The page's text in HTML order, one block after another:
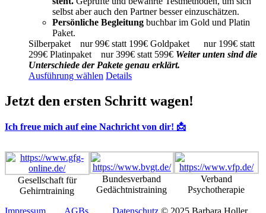
selbst aber auch den Partner besser einzuschätzen.
Persönliche Begleitung buchbar im Gold und Platin
Paket.
Silberpaket nur 99€ statt 199€ Goldpaket nur 199€ statt
299€ Platinpaket nur 399€ statt 599€ Weiter unten sind die
Unterschiede der Pakete genau erklärt.
Ausführung wählen Dieses
weist
mehrere
auf.
Optionen
auf
der
Produktseite
Details
Jetzt den ersten Schritt wagen!
Ich freue mich auf eine Nachricht von dir! 📩
Gesellschaft für
Gehirntraining
Bundesverband
Gedächtnistraining
Verband
Psychotherapie
Impressum AGBs Datenschutz © 2025 Barbara Holler